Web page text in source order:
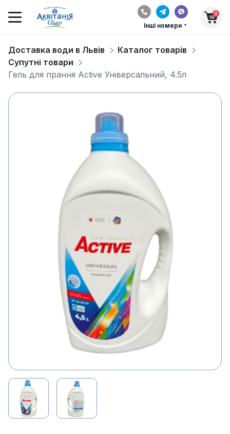
Інші номери
0
Доставка води в Львів
Каталог товарів
Супутні товари
Гель для прання Active Універсальний, 4.5л